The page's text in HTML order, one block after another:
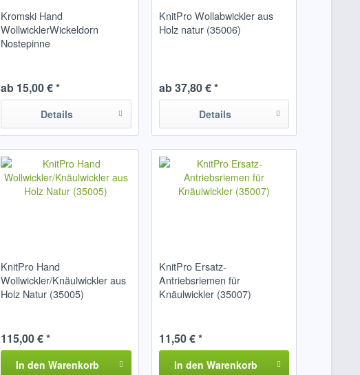
Kromski Hand
WollwicklerWickeldorn
Nostepinne
ab 15,00 € *
Details
KnitPro Wollabwickler aus
Holz natur (35006)
ab 37,80 € *
Details
KnitPro Hand
Wollwickler/Knäulwickler aus
Holz Natur (35005)
115,00 € *
In den Warenkorb
KnitPro Ersatz-
Antriebsriemen für
Knäulwickler (35007)
11,50 € *
In den Warenkorb